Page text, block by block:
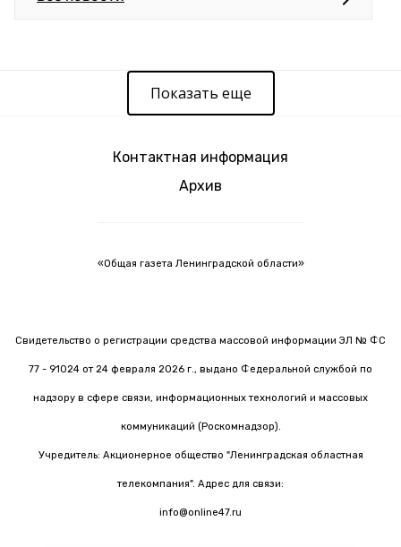
Показать еще
Контактная информация
Архив
«Общая газета Ленинградской области»
Свидетельство о регистрации средства массовой информации ЭЛ № ФС
77 - 91024 от 24 февраля 2026 г., выдано Федеральной службой по
надзору в сфере связи, информационных технологий и массовых
коммуникаций (Роскомнадзор).
Учредитель: Акционерное общество "Ленинградская областная
телекомпания". Адрес для связи:
info@online47.ru